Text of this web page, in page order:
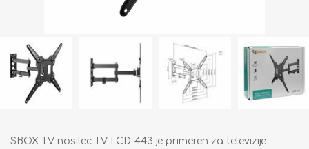
SBOX TV nosilec TV LCD-443 je primeren za televizije